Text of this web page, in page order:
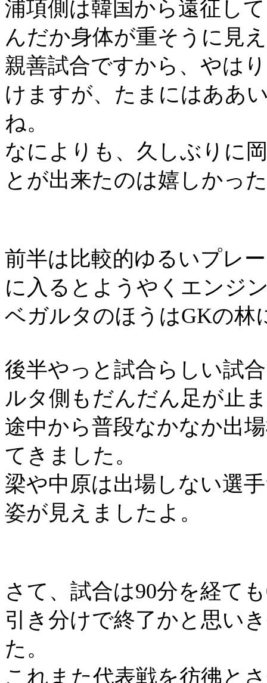
浦項側は韓国から遠征し
んだか身体が重そうに見
親善試合ですから、やは
けますが、たまにはああ
ね。
なによりも、久しぶりに
とが出来たのは嬉しかっ
前半は比較的ゆるいプレ
に入るとようやくエンジ
ベガルタのほうはGKの林
後半やっと試合らしい試
ルタ側もだんだん足が止
途中から普段なかなか出
てきました。
梁や中原は出場しない選
姿が見えましたよ。
さて、試合は90分を経ても
引き分けで終了かと思い
た。
これまた代表戦を彷彿と